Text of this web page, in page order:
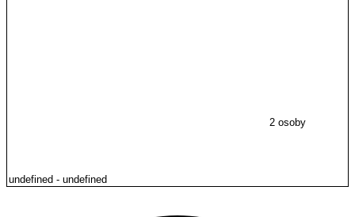
2 osoby